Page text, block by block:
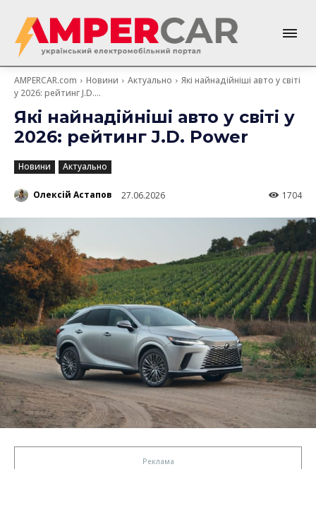
AMPERCAR.com Новини Актуально
Які найнадійніші авто у світі
у 2026: рейтинг J.D....
Які найнадійніші авто у світі у
2026: рейтинг J.D. Power
Новини Актуально
Олексій Астапов 27.06.2026 1704